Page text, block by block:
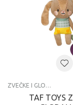
ZVEČKE I GLODALICE
TAF TOYS